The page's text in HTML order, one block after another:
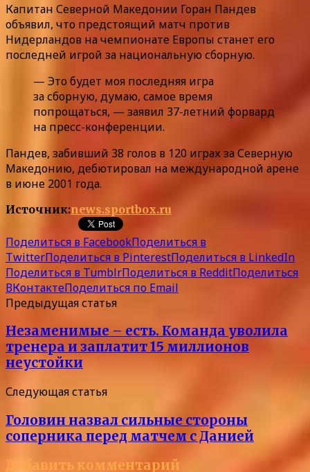
Капитан Северной Македонии Горан Пандев
объявил, что предстоящий матч против
Нидерландов на чемпионате Европы станет его
последней игрой за национальную сборную.
— Это будет моя последняя игра
за сборную, думаю, самое время
попрощаться, — заявил 37-летний форвард
на пресс-конференции.
Пандев, забивший 38 голов в 120 играх за Северную
Македонию, дебютировал на международной арене
в июне 2001 года.
Источник:news.sportbox.ru
Поделиться в FacebookПоделиться в
TwitterПоделиться в PinterestПоделиться в LinkedIn
Поделиться в TumblrПоделиться в RedditПоделиться
ВКонтактеПоделиться по Email
Предыдущая статья
Незаменимые – есть. Команда уволила
тренера и заплатит 15 миллионов
неустойки
Следующая статья
Головин назвал сильные стороны
соперника перед матчем с Данией
Добавить комментарий